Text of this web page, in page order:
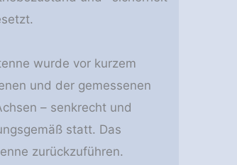
wurde vor kurzem
und der gemessenen
– senkrecht und
statt. Das
zurückzuführen.